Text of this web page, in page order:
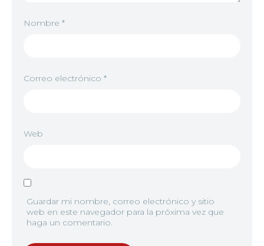
Nombre *
Correo electrónico *
Web
Guardar mi nombre, correo electrónico y sitio
web en este navegador para la próxima vez que
haga un comentario.